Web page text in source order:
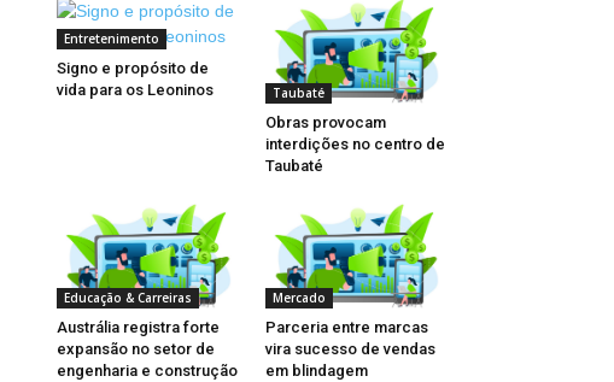
Entretenimento
Signo e propósito de
vida para os Leoninos
Taubaté
Obras provocam
interdições no centro de
Taubaté
Educação & Carreiras
Austrália registra forte
expansão no setor de
engenharia e construção
Mercado
Parceria entre marcas
vira sucesso de vendas
em blindagem